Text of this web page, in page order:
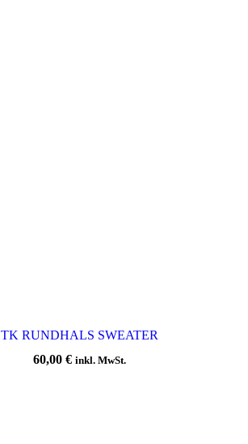
TK RUNDHALS SWEATER
60,00 € inkl. MwSt.